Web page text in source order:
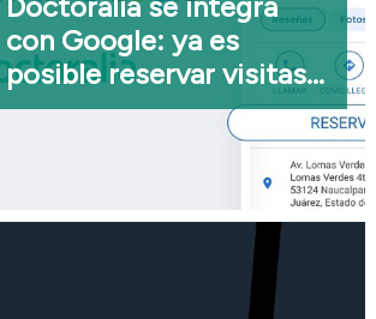
Doctoralia se integra
con Google: ya es
posible reservar visitas
médicas a través de la
Búsqueda y Maps con un